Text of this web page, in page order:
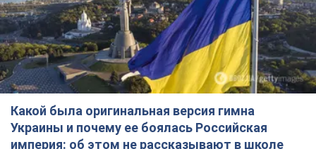
Какой была оригинальная версия гимна
Украины и почему ее боялась Российская
империя: об этом не рассказывают в школе